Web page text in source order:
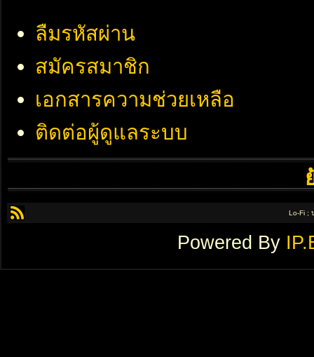
ลืมรหัสผ่าน
สมัครสมาชิก
เอกสารความช่วยเหลือ
ติดต่อผู้ดูแลระบบ
Lo-Fi ;
Powered By